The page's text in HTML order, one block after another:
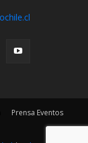
Prensa Eventos